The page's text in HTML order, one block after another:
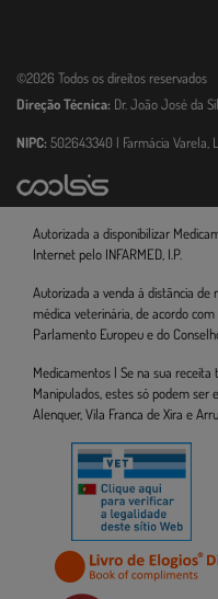
©2026 Todos os direitos reservados
Direção Técnica: Dr. João José da
NIPC: 502643340 | Farmácia Varela,
Autorizada a disponibilizar
Internet pelo INFARMED, I.P.
Autorizada a venda à distância
médica veterinária, de acordo
Parlamento Europeu e do
Medicamentos | Se na sua receita
Manipulados, estes só podem ser
Alenquer, Vila Franca de Xira e